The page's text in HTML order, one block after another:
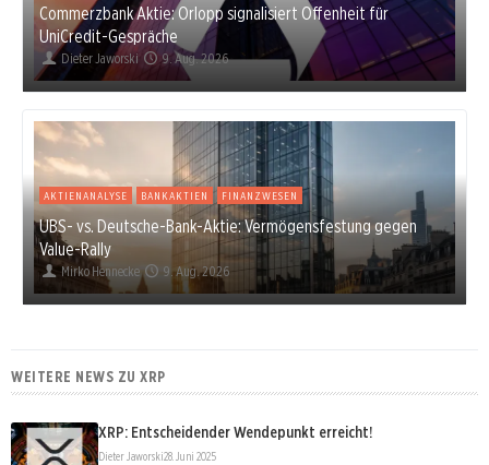
Commerzbank Aktie: Orlopp signalisiert Offenheit für
UniCredit-Gespräche
Dieter Jaworski 9. Aug. 2026
AKTIENANALYSE BANKAKTIEN FINANZWESEN
UBS- vs. Deutsche-Bank-Aktie: Vermögensfestung gegen
Value-Rally
Mirko Hennecke 9. Aug. 2026
WEITERE NEWS ZU XRP
XRP: Entscheidender Wendepunkt erreicht!
Dieter Jaworski28. Juni 2025